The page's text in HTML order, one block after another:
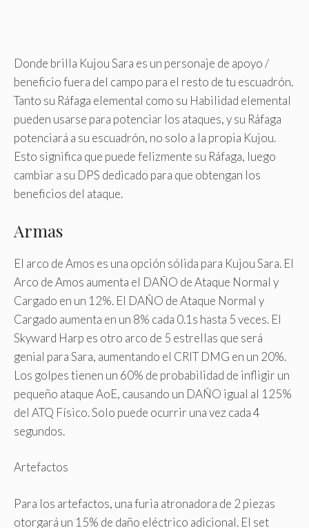
Donde brilla Kujou Sara es un personaje de apoyo /
beneficio fuera del campo para el resto de tu escuadrón.
Tanto su Ráfaga elemental como su Habilidad elemental
pueden usarse para potenciar los ataques, y su Ráfaga
potenciará a su escuadrón, no solo a la propia Kujou.
Esto significa que puede felizmente su Ráfaga, luego
cambiar a su DPS dedicado para que obtengan los
beneficios del ataque.
Armas
El arco de Amos es una opción sólida para Kujou Sara. El
Arco de Amos aumenta el DAÑO de Ataque Normal y
Cargado en un 12%. El DAÑO de Ataque Normal y
Cargado aumenta en un 8% cada 0.1s hasta 5 veces. El
Skyward Harp es otro arco de 5 estrellas que será
genial para Sara, aumentando el CRIT DMG en un 20%.
Los golpes tienen un 60% de probabilidad de infligir un
pequeño ataque AoE, causando un DAÑO igual al 125%
del ATQ Físico. Solo puede ocurrir una vez cada 4
segundos.
Artefactos
Para los artefactos, una furia atronadora de 2 piezas
otorgará un 15% de daño eléctrico adicional. El set